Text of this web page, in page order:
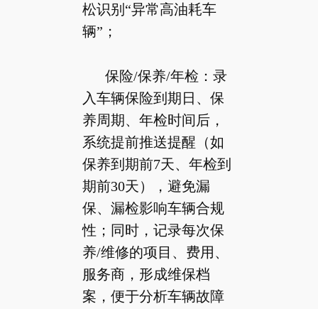
松识别“异常高油耗车
辆”；
保险/保养/年检：录
入车辆保险到期日、保
养周期、年检时间后，
系统提前推送提醒（如
保养到期前7天、年检到
期前30天），避免漏
保、漏检影响车辆合规
性；同时，记录每次保
养/维修的项目、费用、
服务商，形成维保档
案，便于分析车辆故障